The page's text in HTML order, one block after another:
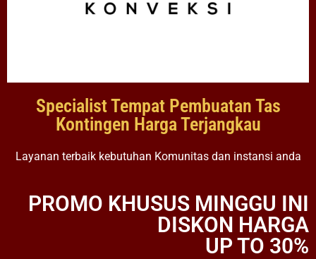
Specialist Tempat Pembuatan Tas
Kontingen Harga Terjangkau
Layanan terbaik kebutuhan Komunitas dan instansi anda
PROMO KHUSUS MINGGU INI
DISKON HARGA
UP TO 30%